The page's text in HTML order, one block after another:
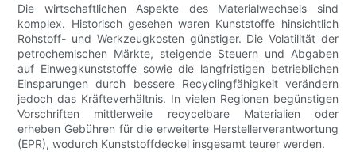
Die wirtschaftlichen Aspekte des Materialwechsels sind
komplex. Historisch gesehen waren Kunststoffe hinsichtlich
Rohstoff- und Werkzeugkosten günstiger. Die Volatilität der
petrochemischen Märkte, steigende Steuern und Abgaben
auf Einwegkunststoffe sowie die langfristigen betrieblichen
Einsparungen durch bessere Recyclingfähigkeit verändern
jedoch das Kräfteverhältnis. In vielen Regionen begünstigen
Vorschriften mittlerweile recycelbare Materialien oder
erheben Gebühren für die erweiterte Herstellerverantwortung
(EPR), wodurch Kunststoffdeckel insgesamt teurer werden.